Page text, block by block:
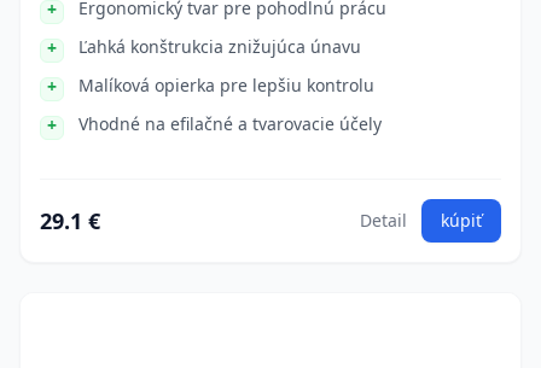
Ergonomický tvar pre pohodlnú prácu
Ľahká konštrukcia znižujúca únavu
Malíková opierka pre lepšiu kontrolu
Vhodné na efilačné a tvarovacie účely
29.1 € Detail kúpiť